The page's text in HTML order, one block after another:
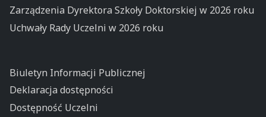
Zarządzenia Dyrektora Szkoły Doktorskiej w 2026 roku
Uchwały Rady Uczelni w 2026 roku
Biuletyn Informacji Publicznej
Deklaracja dostępności
Dostępność Uczelni